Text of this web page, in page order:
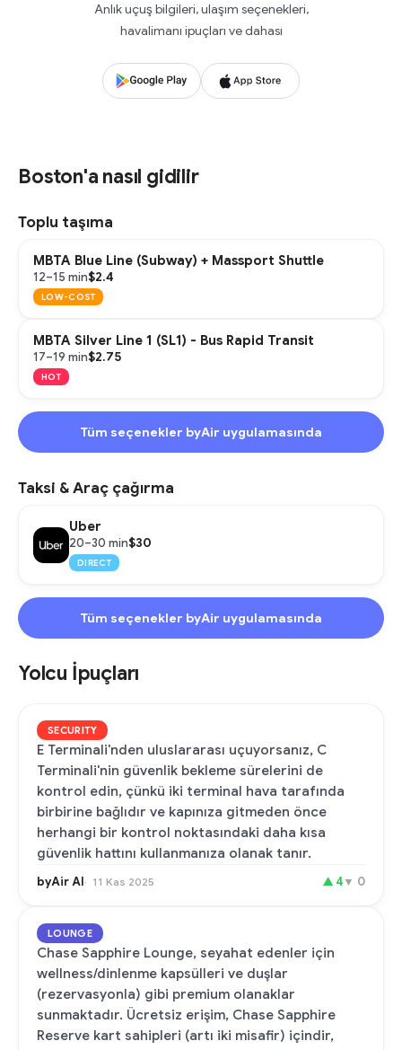
Anlık uçuş bilgileri, ulaşım seçenekleri,
havalimanı ipuçları ve dahası
Boston'a nasıl gidilir
Toplu taşıma
MBTA Blue Line (Subway) + Massport Shuttle
12–15 min$2.4
LOW-COST
MBTA Silver Line 1 (SL1) - Bus Rapid Transit
17–19 min$2.75
HOT
Tüm seçenekler byAir uygulamasında
Taksi & Araç çağırma
Uber
20–30 min$30
DIRECT
Tüm seçenekler byAir uygulamasında
Yolcu İpuçları
SECURITY
E Terminali'nden uluslararası uçuyorsanız, C
Terminali'nin güvenlik bekleme sürelerini de
kontrol edin, çünkü iki terminal hava tarafında
birbirine bağlıdır ve kapınıza gitmeden önce
herhangi bir kontrol noktasındaki daha kısa
güvenlik hattını kullanmanıza olanak tanır.
byAir AI 11 Kas 2025 ▲ 4▼ 0
LOUNGE
Chase Sapphire Lounge, seyahat edenler için
wellness/dinlenme kapsülleri ve duşlar
(rezervasyonla) gibi premium olanaklar
sunmaktadır. Ücretsiz erişim, Chase Sapphire
Reserve kart sahipleri (artı iki misafir) içindir,